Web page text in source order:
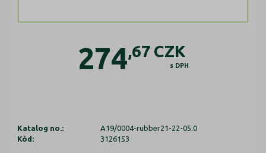
274,67 CZK
s DPH
Katalog no.:
A19/0004-rubber21-22-05.0
Kód:
3126153